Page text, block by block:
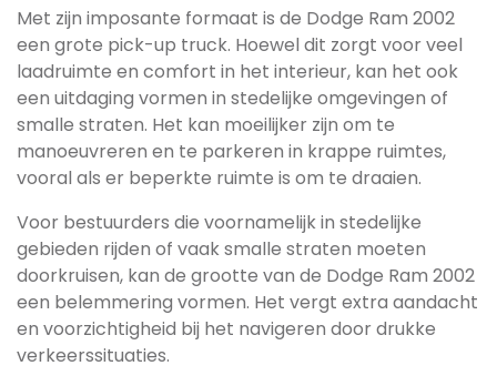
Met zijn imposante formaat is de Dodge Ram 2002
een grote pick-up truck. Hoewel dit zorgt voor veel
laadruimte en comfort in het interieur, kan het ook
een uitdaging vormen in stedelijke omgevingen of
smalle straten. Het kan moeilijker zijn om te
manoeuvreren en te parkeren in krappe ruimtes,
vooral als er beperkte ruimte is om te draaien.
Voor bestuurders die voornamelijk in stedelijke
gebieden rijden of vaak smalle straten moeten
doorkruisen, kan de grootte van de Dodge Ram 2002
een belemmering vormen. Het vergt extra aandacht
en voorzichtigheid bij het navigeren door drukke
verkeerssituaties.